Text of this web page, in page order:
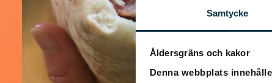
Samtycke
Åldersgräns och kakor
Denna webbplats